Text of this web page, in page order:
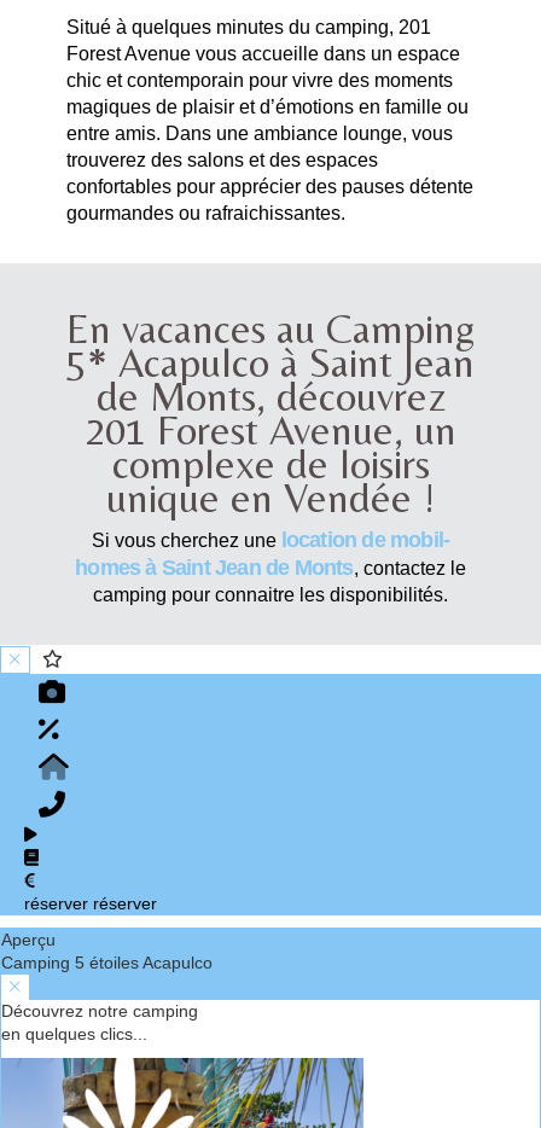
Situé à quelques minutes du camping, 201
Forest Avenue vous accueille dans un espace
chic et contemporain pour vivre des moments
magiques de plaisir et d’émotions en famille ou
entre amis. Dans une ambiance lounge, vous
trouverez des salons et des espaces
confortables pour apprécier des pauses détente
gourmandes ou rafraichissantes.
En vacances au Camping
5* Acapulco à Saint Jean
de Monts, découvrez
201 Forest Avenue, un
complexe de loisirs
unique en Vendée !
Si vous cherchez une location de mobil-
homes à Saint Jean de Monts, contactez le
camping pour connaitre les disponibilités.
réserver réserver
Aperçu
Camping 5 étoiles Acapulco
Découvrez notre camping
en quelques clics...